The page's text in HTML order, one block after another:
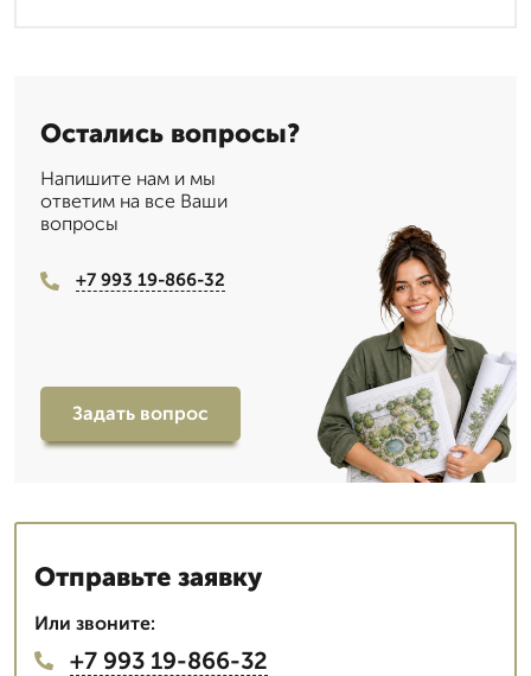
Остались вопросы?
Напишите нам и мы
ответим на все Ваши
вопросы
+7 993 19-866-32
Задать вопрос
Отправьте заявку
Или звоните:
+7 993 19-866-32